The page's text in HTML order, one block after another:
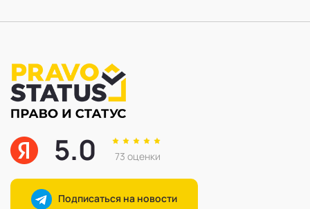
5.0 73 оценки
Подписаться на новости